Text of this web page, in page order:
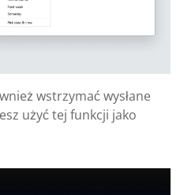
wstrzymać wysłane
użyć tej funkcji jako